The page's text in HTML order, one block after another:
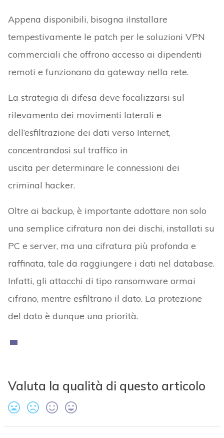
Appena disponibili, bisogna iInstallare
tempestivamente le patch per le soluzioni VPN
commerciali che offrono accesso ai dipendenti
remoti e funzionano da gateway nella rete.
La strategia di difesa deve focalizzarsi sul
rilevamento dei movimenti laterali e
dell’esfiltrazione dei dati verso Internet,
concentrandosi sul traffico in
uscita per determinare le connessioni dei
criminal hacker.
Oltre ai backup, è importante adottare non solo
una semplice cifratura non dei dischi, installati su
PC e server, ma una cifratura più profonda e
raffinata, tale da raggiungere i dati nel database.
Infatti, gli attacchi di tipo ransomware ormai
cifrano, mentre esfiltrano il dato. La protezione
del dato è dunque una priorità.
Valuta la qualità di questo articolo